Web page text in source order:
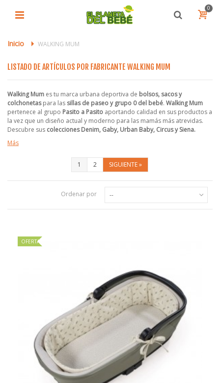
0
Inicio > WALKING MUM
LISTADO DE ARTÍCULOS POR FABRICANTE WALKING MUM
Walking Mum es tu marca urbana deportiva de bolsos, sacos y
colchonetaspara las sillas de paseo y grupo 0 del bebé. Walking Mum
pertenece al grupo Pasito a Pasito aportando calidad en sus productos a
la vez que un diseño actual y moderno para las mamás más atrevidas.
Descubre sus colecciones Denim, Gaby, Urban Baby, Circus y Siena.
Más
1 2 SIGUIENTE»
Ordenar por --
OFERTA